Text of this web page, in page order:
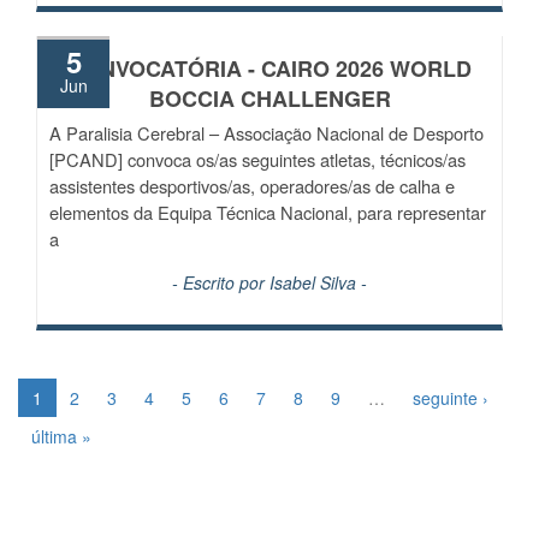
CONVOCATÓRIA - CAIRO 2026 WORLD
BOCCIA CHALLENGER
5
Jun
A Paralisia Cerebral – Associação Nacional de Desporto
[PCAND] convoca os/as seguintes atletas, técnicos/as
assistentes desportivos/as, operadores/as de calha e
elementos da Equipa Técnica Nacional, para representar
a
- Escrito porIsabel Silva -
1 2 3 4 5 6 7 8 9 …
seguinte ›
última »